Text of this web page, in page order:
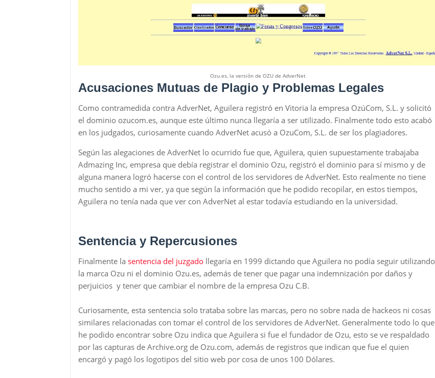
Ozu.es, la versión de OZU de AdverNet
Acusaciones Mutuas de Plagio y Problemas Legales
Como contramedida contra AdverNet, Aguilera registró en Vitoria la empresa OzúCom, S.L. y solicitó
el dominio ozucom.es, aunque este último nunca llegaría a ser utilizado. Finalmente todo esto acabó
en los judgados, curiosamente cuando AdverNet acusó a OzuCom, S.L. de ser los plagiadores.
Según las alegaciones de AdverNet lo ocurrido fue que, Aguilera, quien supuestamente trabajaba
Admazing Inc, empresa que debía registrar el dominio Ozu, registró el dominio para sí mismo y de
alguna manera logró hacerse con el control de los servidores de AdverNet. Esto realmente no tiene
mucho sentido a mi ver, ya que según la información que he podido recopilar, en estos tiempos,
Aguilera no tenía nada que ver con AdverNet al estar todavía estudiando en la universidad.
Sentencia y Repercusiones
Finalmente la sentencia del juzgado llegaría en 1999 dictando que Aguilera no podía seguir utilizando
la marca Ozu ni el dominio Ozu.es, además de tener que pagar una indemnización por daños y
perjuicios y tener que cambiar el nombre de la empresa Ozu C.B.
Curiosamente, esta sentencia solo trataba sobre las marcas, pero no sobre nada de hackeos ni cosas
similares relacionadas con tomar el control de los servidores de AdverNet. Generalmente todo lo que
he podido encontrar sobre Ozu indica que Aguilera si fue el fundador de Ozu, esto se ve respaldado
por las capturas de Archive.org de Ozu.com, además de registros que indican que fue el quien
encargó y pagó los logotipos del sitio web por cosa de unos 100 Dólares.